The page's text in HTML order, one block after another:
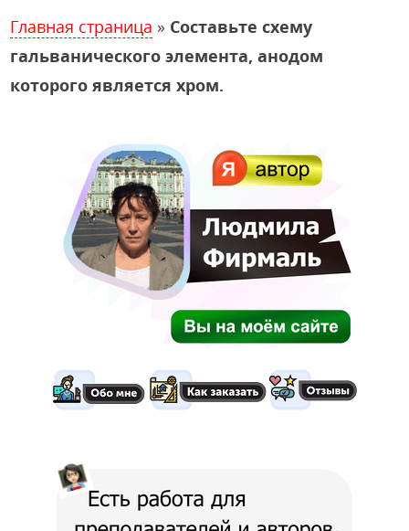
Главная страница » Составьте схему
гальванического элемента, анодом
которого является хром.